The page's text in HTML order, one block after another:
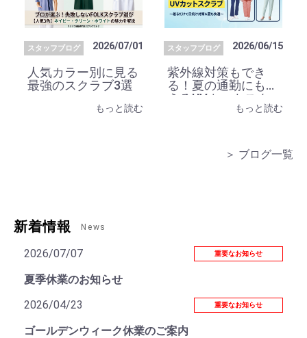
スタッフブログ 2026/07/01
人気カラー別に見る
最強のスクラブ3選
もっと読む
スタッフブログ 2026/06/15
紫外線対策もでき
る！夏の通勤にも使
えるUVカットスク
もっと読む
＞ ブログ一覧
新着情報 News
2026/07/07 重要なお知らせ
夏季休業のお知らせ
2026/04/23
重要なお知らせ
ゴールデンウィーク休業のご案内